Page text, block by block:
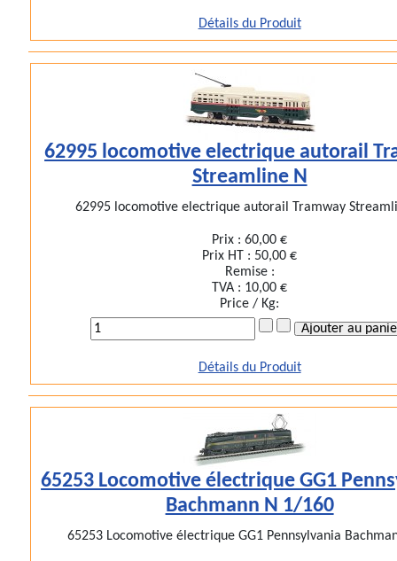
Détails du Produit
62995 locomotive electrique autorail
Streamline N
62995 locomotive electrique autorail Tramway
Prix :60,00 €
Prix HT : 50,00 €
Remise :
TVA : 10,00 €
Price / Kg:
Détails du Produit
65253 Locomotive électrique GG1
Bachmann N 1/160
65253 Locomotive électrique GG1 Pennsylvania